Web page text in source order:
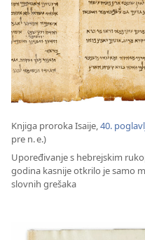
Knjiga proroka Isaije,40.
pre n. e.)
Upoređivanje s hebrejskim
godina kasnije otkrilo je samo
slovnih grešaka